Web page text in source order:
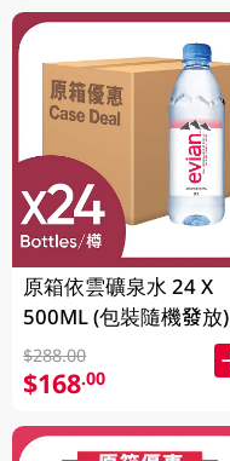
原箱依雲礦泉水 24 X
500ML (包裝隨機發放)
$288.00
$168.00